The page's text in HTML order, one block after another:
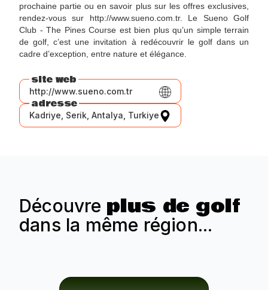
prochaine partie ou en savoir plus sur les offres exclusives,
rendez-vous sur http://www.sueno.com.tr. Le Sueno Golf
Club - The Pines Course est bien plus qu’un simple terrain
de golf, c’est une invitation à redécouvrir le golf dans un
cadre d’exception, entre nature et élégance.
site web
http://www.sueno.com.tr
adresse
Kadriye, Serik, Antalya, Turkiye
Découvre plus de golf
dans la même région...